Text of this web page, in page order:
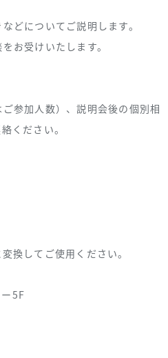
どについてご説明します。
お受けいたします。
参加人数）、説明会後の個別相
ください。
換してご使用ください。
5F